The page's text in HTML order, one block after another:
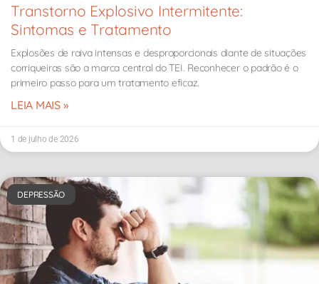
Transtorno Explosivo Intermitente:
Sintomas e Tratamento
Explosões de raiva intensas e desproporcionais diante de situações
corriqueiras são a marca central do TEI. Reconhecer o padrão é o
primeiro passo para um tratamento eficaz.
LEIA MAIS »
1 de julho de 2026
DEPRESSÃO